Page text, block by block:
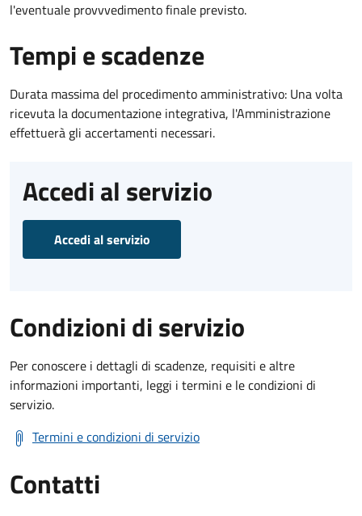
l'eventuale provvvedimento finale previsto.
Tempi e scadenze
Durata massima del procedimento amministrativo: Una volta
ricevuta la documentazione integrativa, l'Amministrazione
effettuerà gli accertamenti necessari.
Accedi al servizio
Accedi al servizio
Condizioni di servizio
Per conoscere i dettagli di scadenze, requisiti e altre
informazioni importanti, leggi i termini e le condizioni di
servizio.
Termini e condizioni di servizio
Contatti